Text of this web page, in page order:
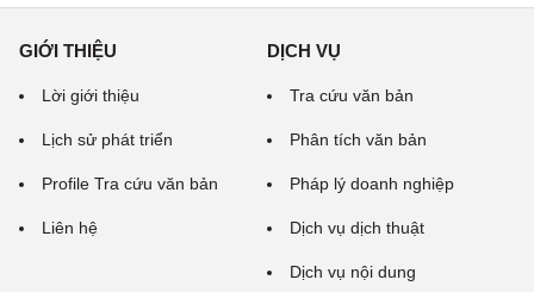
GIỚI THIỆU
Lời giới thiệu
Lịch sử phát triển
Profile Tra cứu văn bản
Liên hệ
DỊCH VỤ
Tra cứu văn bản
Phân tích văn bản
Pháp lý doanh nghiệp
Dịch vụ dịch thuật
Dịch vụ nội dung